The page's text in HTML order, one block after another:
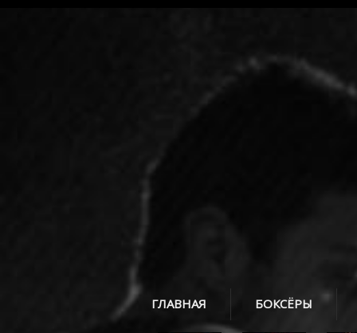
ГЛАВНАЯ БОКСЁРЫ